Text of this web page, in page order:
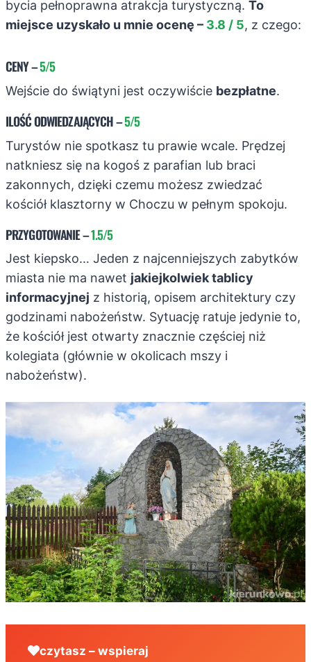
bycia pełnoprawna atrakcja turystyczną. To
miejsce uzyskało u mnie ocenę – 3.8 / 5, z czego:
CENY–5/5
Wejście do świątyni jest oczywiście bezpłatne.
ILOŚĆ ODWIEDZAJĄCYCH–5/5
Turystów nie spotkasz tu prawie wcale. Prędzej
natkniesz się na kogoś z parafian lub braci
zakonnych, dzięki czemu możesz zwiedzać
kościół klasztorny w Choczu w pełnym spokoju.
PRZYGOTOWANIE–1.5/5
Jest kiepsko… Jeden z najcenniejszych zabytków
miasta nie ma nawet jakiejkolwiek tablicy
informacyjnej z historią, opisem architektury czy
godzinami nabożeństw. Sytuację ratuje jedynie to,
że kościół jest otwarty znacznie częściej niż
kolegiata (głównie w okolicach mszy i
nabożeństw).
czytasz – wspieraj